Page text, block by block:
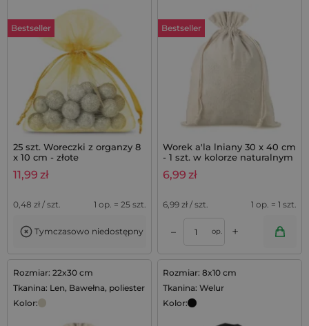
Bestseller
25 szt. Woreczki z organzy 8
x 10 cm - złote
11,99 zł
0,48 zł / szt. 1 op. = 25 szt.
Tymczasowo niedostępny
Bestseller
Worek a'la lniany 30 x 40 cm
- 1 szt. w kolorze naturalnym
6,99 zł
6,99 zł / szt. 1 op. = 1 szt.
– op. +
Rozmiar: 22x30 cm
Tkanina: Len, Bawełna, poliester
Kolor:
Rozmiar: 8x10 cm
Tkanina: Welur
Kolor: